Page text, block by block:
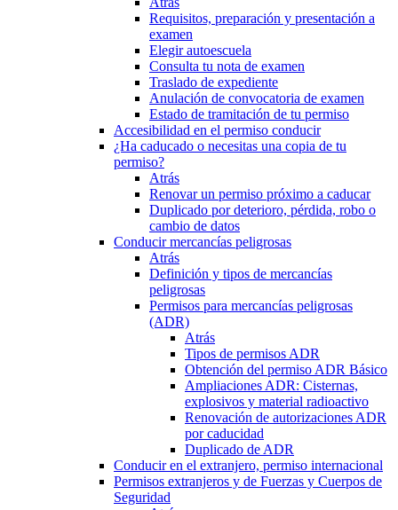
Requisitos, preparación y presentación a
examen
Elegir autoescuela
Consulta tu nota de examen
Traslado de expediente
Anulación de convocatoria de examen
Estado de tramitación de tu permiso
Accesibilidad en el permiso conducir
¿Ha caducado o necesitas una copia de tu
permiso?
Atrás
Renovar un permiso próximo a caducar
Duplicado por deterioro, pérdida, robo o
cambio de datos
Conducir mercancías peligrosas
Atrás
Definición y tipos de mercancías
peligrosas
Permisos para mercancías peligrosas
(ADR)
Atrás
Tipos de permisos ADR
Obtención del permiso ADR Básico
Ampliaciones ADR: Cisternas,
explosivos y material radioactivo
Renovación de autorizaciones ADR
por caducidad
Duplicado de ADR
Conducir en el extranjero, permiso internacional
Permisos extranjeros y de Fuerzas y Cuerpos de
Seguridad